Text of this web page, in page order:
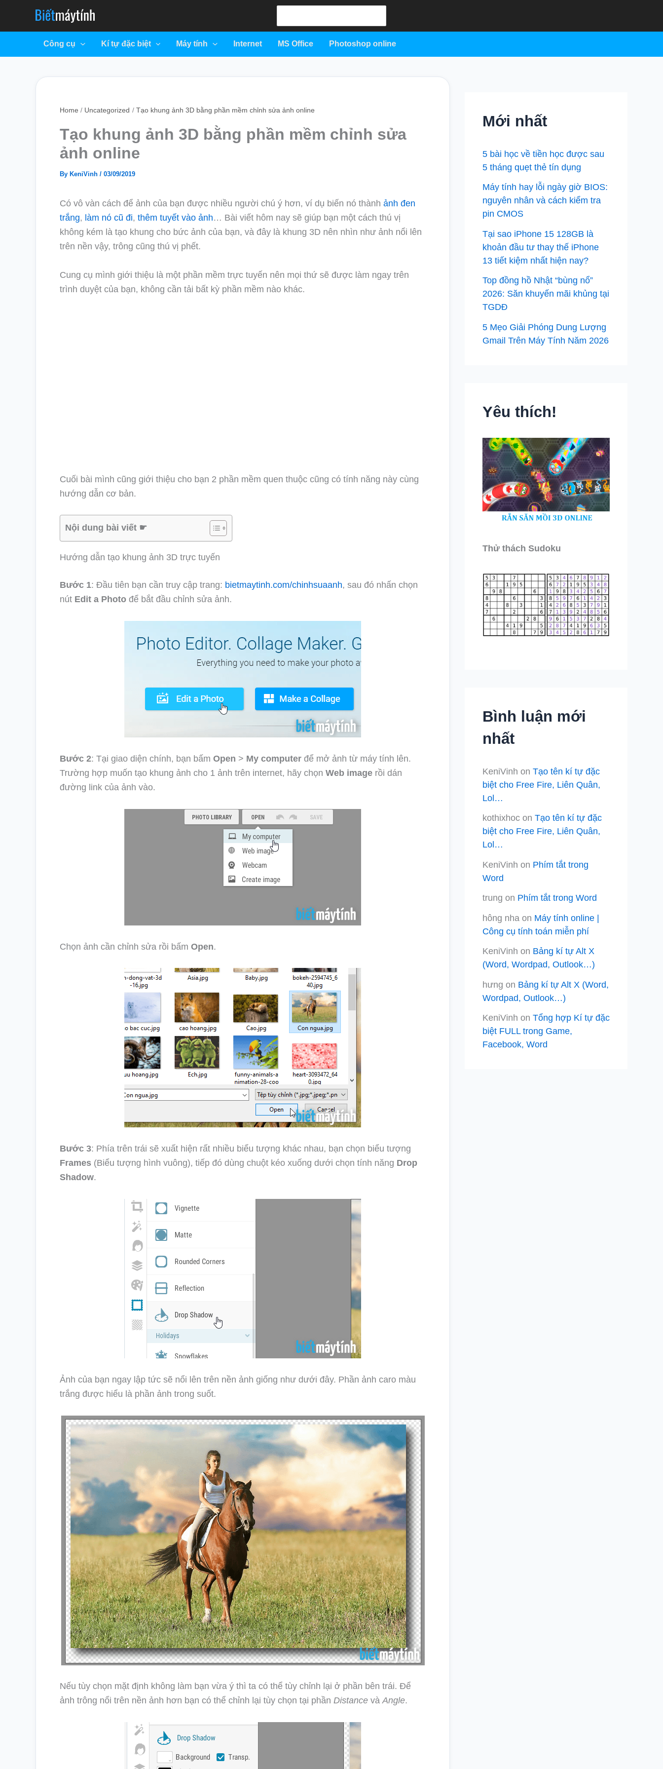
Công cụ Kí tự đặc biệt Máy tính Internet MS Office Photoshop online
Home Uncategorized Tạo khung ảnh 3D bằng phần mềm chỉnh sửa ảnh online
Tạo khung ảnh 3D bằng phần mềm chỉnh sửa
ảnh online
By KeniVinh / 03/09/2019
Có vô vàn cách để ảnh của bạn được nhiều người chú ý hơn, ví dụ biến nó thành ảnh đen
trắng, làm nó cũ đi, thêm tuyết vào ảnh… Bài viết hôm nay sẽ giúp bạn một cách thú vị
không kém là tạo khung cho bức ảnh của bạn, và đây là khung 3D nên nhìn như ảnh nổi lên
trên nền vậy, trông cũng thú vị phết.
Cung cụ mình giới thiệu là một phần mềm trực tuyến nên mọi thứ sẽ được làm ngay trên
trình duyệt của bạn, không cần tải bất kỳ phần mềm nào khác.
Cuối bài mình cũng giới thiệu cho bạn 2 phần mềm quen thuộc cũng có tính năng này cùng
hướng dẫn cơ bản.
Nội dung bài viết ☛
Hướng dẫn tạo khung ảnh 3D trực tuyến
Bước 1: Đầu tiên bạn cần truy cập trang: bietmaytinh.com/chinhsuaanh, sau đó nhấn chọn
nút Edit a Photo để bắt đầu chỉnh sửa ảnh.
Bước 2: Tại giao diện chính, bạn bấm Open > My computer để mở ảnh từ máy tính lên.
Trường hợp muốn tạo khung ảnh cho 1 ảnh trên internet, hãy chọn Web image rồi dán
đường link của ảnh vào.
Chọn ảnh cần chỉnh sửa rồi bấm Open.
Bước 3: Phía trên trái sẽ xuất hiện rất nhiều biểu tượng khác nhau, bạn chọn biểu tượng
Frames (Biểu tượng hình vuông), tiếp đó dùng chuột kéo xuống dưới chọn tính năng Drop
Shadow.
Ảnh của bạn ngay lập tức sẽ nổi lên trên nền ảnh giống như dưới đây. Phần ảnh caro màu
trắng được hiểu là phần ảnh trong suốt.
Nếu tùy chọn mặt định không làm bạn vừa ý thì ta có thể tùy chỉnh lại ở phần bên trái. Để
ảnh trông nổi trên nền ảnh hơn bạn có thể chỉnh lại tùy chọn tại phần Distance vàAngle.
Mới nhất
5 bài học về tiền học được sau
5 tháng quẹt thẻ tín dụng
Máy tính hay lỗi ngày giờ BIOS:
nguyên nhân và cách kiểm tra
pin CMOS
Tại sao iPhone 15 128GB là
khoản đầu tư thay thế iPhone
13 tiết kiệm nhất hiện nay?
Top đồng hồ Nhật “bùng nổ”
2026: Săn khuyến mãi khủng tại
TGDĐ
5 Mẹo Giải Phóng Dung Lượng
Gmail Trên Máy Tính Năm 2026
Yêu thích!
Thử thách Sudoku
Bình luận mới
nhất
KeniVinh on Tạo tên kí tự đặc
biệt cho Free Fire, Liên Quân,
Lol…
kothixhoc on Tạo tên kí tự đặc
biệt cho Free Fire, Liên Quân,
Lol…
KeniVinh on Phím tắt trong
Word
trung on Phím tắt trong Word
hông nha on Máy tính online |
Công cụ tính toán miễn phí
KeniVinh on Bảng kí tự Alt X
(Word, Wordpad, Outlook…)
hưng on Bảng kí tự Alt X (Word,
Wordpad, Outlook…)
KeniVinh on Tổng hợp Kí tự đặc
biệt FULL trong Game,
Facebook, Word